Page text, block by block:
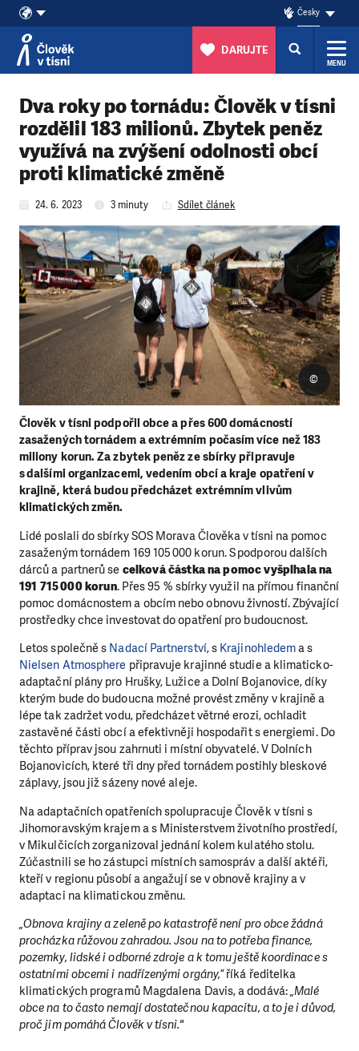
Česky
DARUJTE
MENU
Dva roky po tornádu: Člověk v tísni
rozdělil 183 milionů. Zbytek peněz
využívá na zvýšení odolnosti obcí
proti klimatické změně
24. 6. 2023 3 minuty Sdílet článek
Člověk v tísni podpořil obce a přes 600 domácností
zasažených tornádem a extrémním počasím více než 183
miliony korun. Za zbytek peněz ze sbírky připravuje
s dalšími organizacemi, vedením obcí a kraje opatření v
krajině, která budou předcházet extrémním vlivům
klimatických změn.
©
Lidé poslali do sbírky SOS Morava Člověka v tísni na pomoc
zasaženým tornádem 169 105 000 korun. S podporou dalších
dárců a partnerů se celková částka na pomoc vyšplhala na
191 715 000 korun. Přes 95 % sbírky využil na přímou finanční
pomoc domácnostem a obcím nebo obnovu živností. Zbývající
prostředky chce investovat do opatření pro budoucnost.
Letos společně s Nadací Partnerství, s Krajinohledema s
Nielsen Atmosphere připravuje krajinné studie a klimaticko-
adaptační plány pro Hrušky, Lužice a Dolní Bojanovice, díky
kterým bude do budoucna možné provést změny v krajině a
lépe tak zadržet vodu, předcházet větrné erozi, ochladit
zastavěné části obcí a efektivněji hospodařit s energiemi. Do
těchto příprav jsou zahrnuti i místní obyvatelé. V Dolních
Bojanovicích, které tři dny před tornádem postihly bleskové
záplavy, jsou již sázeny nové aleje.
Na adaptačních opatřeních spolupracuje Člověk v tísni s
Jihomoravským krajem a s Ministerstvem životního prostředí,
v Mikulčicích zorganizoval jednání kolem kulatého stolu.
Zúčastnili se ho zástupci místních samospráv a další aktéři,
kteří v regionu působí a angažují se v obnově krajiny a v
adaptaci na klimatickou změnu.
„Obnova krajiny a zeleně po katastrofě není pro obce žádná
procházka růžovou zahradou. Jsou na to potřeba finance,
pozemky, lidské i odborné zdroje a k tomu ještě koordinace s
ostatními obcemi i nadřízenými orgány,“říká ředitelka
klimatických programů Magdalena Davis, a dodává:„Malé
obce na to často nemají dostatečnou kapacitu, a to je i důvod,
proč jim pomáhá Člověk v tísni."